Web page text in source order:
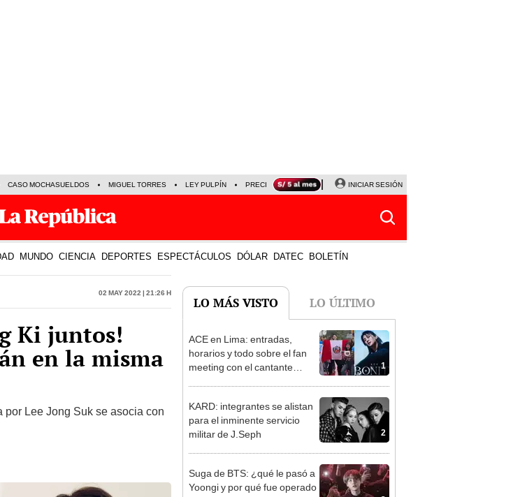
CASO MOCHASUELDOS MIGUEL TORRES LEY PULPÍN PRECIO DEL DÓLAR CORTE DE LUZ VIERNES 7 DE AGOSTO
INICIAR SESIÓN
MUNDO CIENCIA DEPORTES ESPECTÁCULOS DÓLAR DATEC BOLETÍN
02 May 2022 | 21:26 h
Ki juntos!
en la misma
Lee Jong Suk se asocia con
LO MÁS VISTO LO ÚLTIMO
1
ACE en Lima: entradas,
horarios y todo sobre el fan
meeting con el cantante
2
KARD: integrantes se alistan
para el inminente servicio
militar de J.Seph
Suga de BTS: ¿qué le pasó a
Yoongi y por qué fue operado